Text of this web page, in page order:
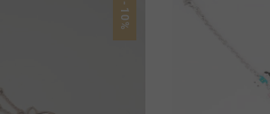
-10%